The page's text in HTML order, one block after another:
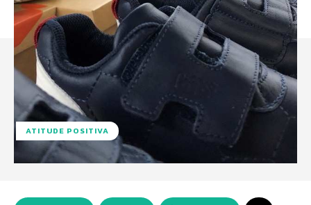
ATITUDE POSITIVA